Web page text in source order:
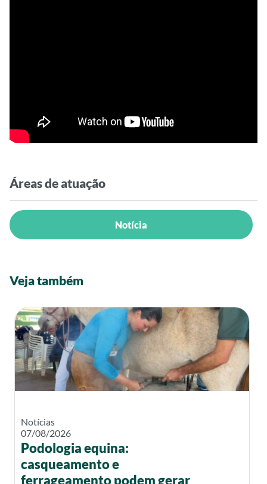
Áreas de atuação
Notícia
Veja também
Notícias
07/08/2026
Podologia equina:
casqueamento e
ferrageamento podem gerar